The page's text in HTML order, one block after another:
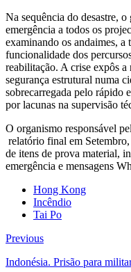
Na sequência do desastre,
emergência a todos os
examinando os andaimes, a
funcionalidade dos
reabilitação. A crise expôs a
segurança estrutural numa
sobrecarregada pelo rápido
por lacunas na supervisão
O organismo responsável
relatório final em
de itens de prova material,
emergência e mensagens
Hong Kong
Incêndio
Tai Po
Previous
Indonésia. Prisão para